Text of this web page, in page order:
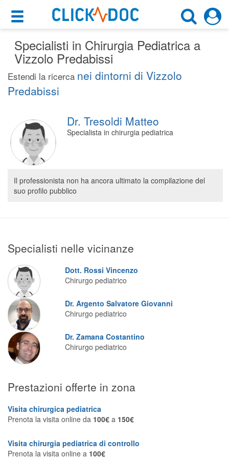
×
Motore di ricerca
×
Cerca uno specialista
Chirurgo Pediatrico
Cosa possiamo offrirti
Per i pazienti
Prenota una visita
Ricerca specialisti
Consulti online
(su medicitalia.it)
Per gli specialisti
Planner e rubrica in cloud
Segreteria virtuale
Teleconsulto
Specialisti in Chirurgia Pediatrica a
Vizzolo Predabissi
Estendi la ricerca nei dintorni di Vizzolo
Predabissi
Dr. Tresoldi Matteo
Specialista in chirurgia pediatrica
Il professionista non ha ancora ultimato la compilazione del
suo profilo pubblico
Specialisti nelle vicinanze
Dott. Rossi Vincenzo
Chirurgo pediatrico
Dr. Argento Salvatore Giovanni
Chirurgo pediatrico
Dr. Zamana Costantino
Chirurgo pediatrico
Prestazioni offerte in zona
Visita chirurgica pediatrica
Prenota la visita online da 100€ a 150€
Visita chirurgia pediatrica di controllo
Prenota la visita online a 100€